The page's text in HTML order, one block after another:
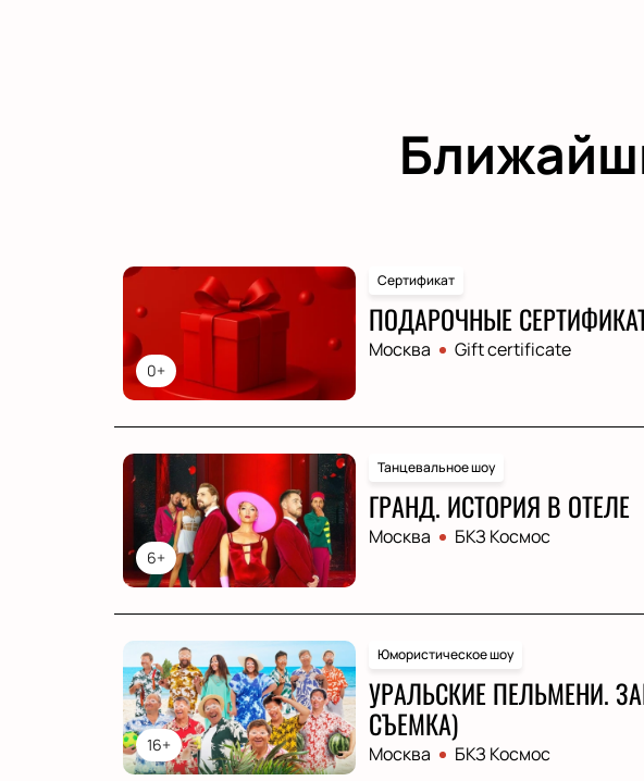
0+
Сертификат
ПОДАРОЧНЫЕ
Москва Gift certificate
6+
Танцевальное шоу
ГРАНД. ИСТОРИЯ В ОТЕЛЕ
Москва БКЗ Космос
16+
Юмористическое шоу
УРАЛЬСКИЕ ПЕЛЬМЕНИ.
СЪЕМКА)
Москва БКЗ Космос